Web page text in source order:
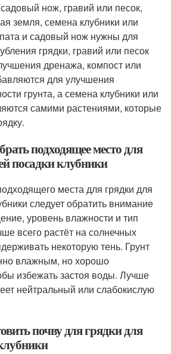
нож, гравий или песок,
земля, семена клубники или
и садовый нож нужны для
грядки, гравий или песок
дренажа, компост или
для улучшения
грунта, а семена клубники или
самими растениями, которые
подходящее место для
посадки клубники
места для грядки для
следует обратить внимание
уровень влажности и тип
всего растёт на солнечных
некоторую тень. Грунт
влажным, но хорошо
избежать застоя воды. Лучше
нейтральный или слабокислую
почву для грядки для